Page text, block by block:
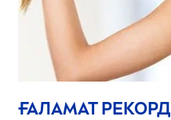
ҒАЛАМАТ РЕКОРД